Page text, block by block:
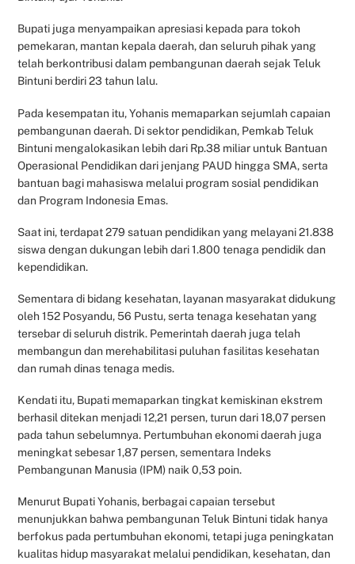
Bupati juga menyampaikan apresiasi kepada para tokoh
pemekaran, mantan kepala daerah, dan seluruh pihak yang
telah berkontribusi dalam pembangunan daerah sejak Teluk
Bintuni berdiri 23 tahun lalu.
Pada kesempatan itu, Yohanis memaparkan sejumlah capaian
pembangunan daerah. Di sektor pendidikan, Pemkab Teluk
Bintuni mengalokasikan lebih dari Rp.38 miliar untuk Bantuan
Operasional Pendidikan dari jenjang PAUD hingga SMA, serta
bantuan bagi mahasiswa melalui program sosial pendidikan
dan Program Indonesia Emas.
Saat ini, terdapat 279 satuan pendidikan yang melayani 21.838
siswa dengan dukungan lebih dari 1.800 tenaga pendidik dan
kependidikan.
Sementara di bidang kesehatan, layanan masyarakat didukung
oleh 152 Posyandu, 56 Pustu, serta tenaga kesehatan yang
tersebar di seluruh distrik. Pemerintah daerah juga telah
membangun dan merehabilitasi puluhan fasilitas kesehatan
dan rumah dinas tenaga medis.
Kendati itu, Bupati memaparkan tingkat kemiskinan ekstrem
berhasil ditekan menjadi 12,21 persen, turun dari 18,07 persen
pada tahun sebelumnya. Pertumbuhan ekonomi daerah juga
meningkat sebesar 1,87 persen, sementara Indeks
Pembangunan Manusia (IPM) naik 0,53 poin.
Menurut Bupati Yohanis, berbagai capaian tersebut
menunjukkan bahwa pembangunan Teluk Bintuni tidak hanya
berfokus pada pertumbuhan ekonomi, tetapi juga peningkatan
kualitas hidup masyarakat melalui pendidikan, kesehatan, dan